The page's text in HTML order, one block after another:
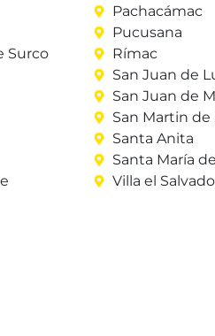
Surco
Pachacámac
Pucusana
Rímac
San Juan de
San Juan de
San Martin de
Santa Anita
Santa María
Villa el